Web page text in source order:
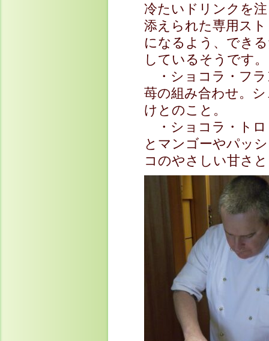
冷たいドリンクを
添えられた専用ス
になるよう、でき
しているそうです。
・ショコラ・フ
苺の組み合わせ。
けとのこと。
・ショコラ・ト
とマンゴーやパッ
コのやさしい甘さ